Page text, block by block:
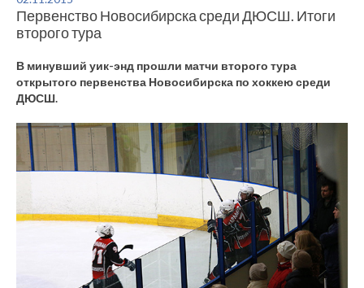
ОЦЕНКА КАЧЕСТВА ОБРАЗОВАНИЯ
ПЛАТНЫЕ УСЛУГИ КОНТАКТЫ
Первенство Новосибирска среди ДЮСШ. Итоги
второго тура
В минувший уик-энд прошли матчи второго тура
открытого первенства Новосибирска по хоккею среди
ДЮСШ.